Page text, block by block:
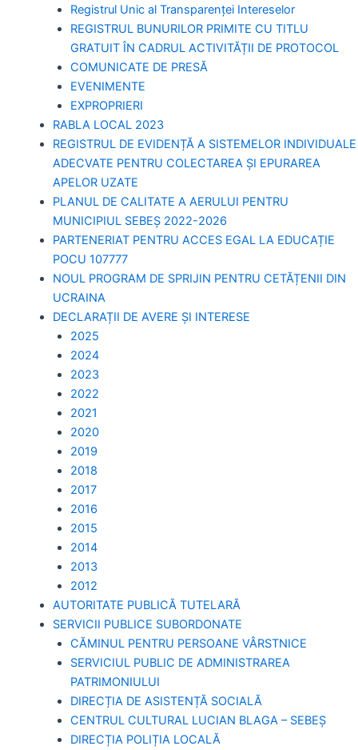
Registrul Unic al Transparenței Intereselor
REGISTRUL BUNURILOR PRIMITE CU TITLU
GRATUIT ÎN CADRUL ACTIVITĂȚII DE PROTOCOL
COMUNICATE DE PRESĂ
EVENIMENTE
EXPROPRIERI
RABLA LOCAL 2023
REGISTRUL DE EVIDENȚĂ A SISTEMELOR INDIVIDUALE
ADECVATE PENTRU COLECTAREA ȘI EPURAREA
APELOR UZATE
PLANUL DE CALITATE A AERULUI PENTRU
MUNICIPIUL SEBEȘ 2022-2026
PARTENERIAT PENTRU ACCES EGAL LA EDUCAȚIE
POCU 107777
NOUL PROGRAM DE SPRIJIN PENTRU CETĂȚENII DIN
UCRAINA
DECLARAȚII DE AVERE ȘI INTERESE
2025
2024
2023
2022
2021
2020
2019
2018
2017
2016
2015
2014
2013
2012
AUTORITATE PUBLICĂ TUTELARĂ
SERVICII PUBLICE SUBORDONATE
CĂMINUL PENTRU PERSOANE VÂRSTNICE
SERVICIUL PUBLIC DE ADMINISTRAREA
PATRIMONIULUI
DIRECȚIA DE ASISTENȚĂ SOCIALĂ
CENTRUL CULTURAL LUCIAN BLAGA – SEBEȘ
DIRECȚIA POLIȚIA LOCALĂ